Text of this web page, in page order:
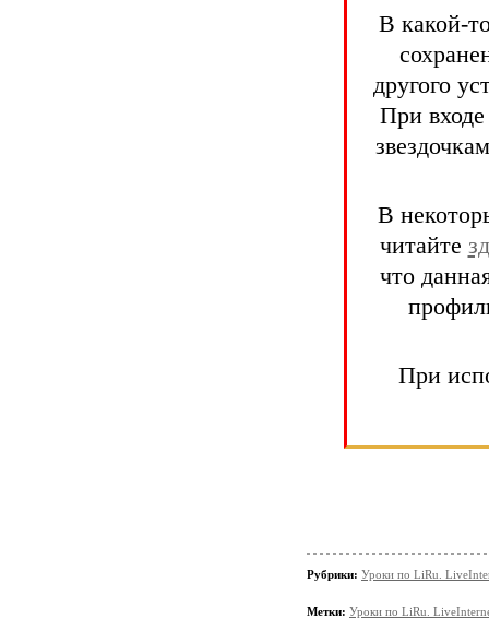
В какой-
другого
При
В
читайте
что
При
Рубрики: Уроки по LiRu.
Метки: Уроки по LiRu.